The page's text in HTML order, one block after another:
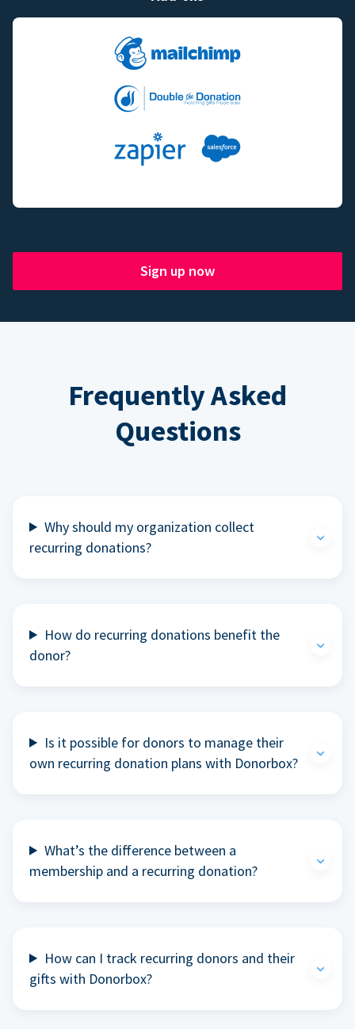
Sign up now
Frequently Asked
Questions
Why should my organization collect
recurring donations?
How do recurring donations benefit the
donor?
Is it possible for donors to manage their
own recurring donation plans with Donorbox?
What’s the difference between a
membership and a recurring donation?
How can I track recurring donors and their
gifts with Donorbox?